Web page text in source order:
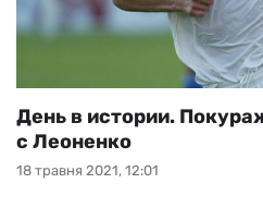
18 травня 2021, 12:01
День в истории.
с Леоненко